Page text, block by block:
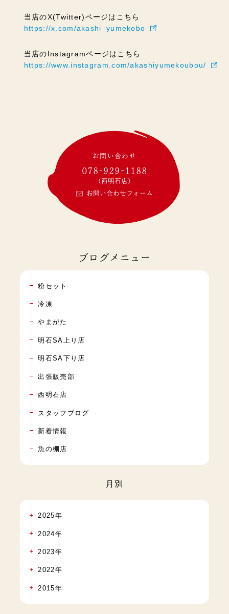
当店のX(Twitter)ページはこちら
https://x.com/akashi_yumekobo
当店のInstagramページはこちら
https://www.instagram.com/akashiyumekoubou/
お問い合わせ
078-929-1188
(西明石店)
お問い合わせフォーム
ブログメニュー
粉セット
冷凍
やまがた
明石SA上り店
明石SA下り店
出張販売部
西明石店
スタッフブログ
新着情報
魚の棚店
月別
2025年
2024年
2023年
2022年
2015年